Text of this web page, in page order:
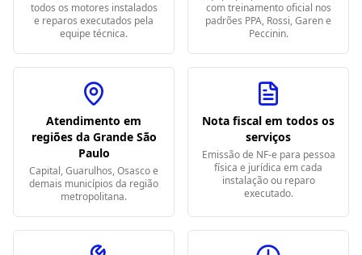
todos os motores instalados
e reparos executados pela
equipe técnica.
com treinamento oficial nos
padrões PPA, Rossi, Garen e
Peccinin.
Atendimento em
regiões da Grande São
Paulo
Capital, Guarulhos, Osasco e
demais municípios da região
metropolitana.
Nota fiscal em todos os
serviços
Emissão de NF-e para pessoa
física e jurídica em cada
instalação ou reparo
executado.